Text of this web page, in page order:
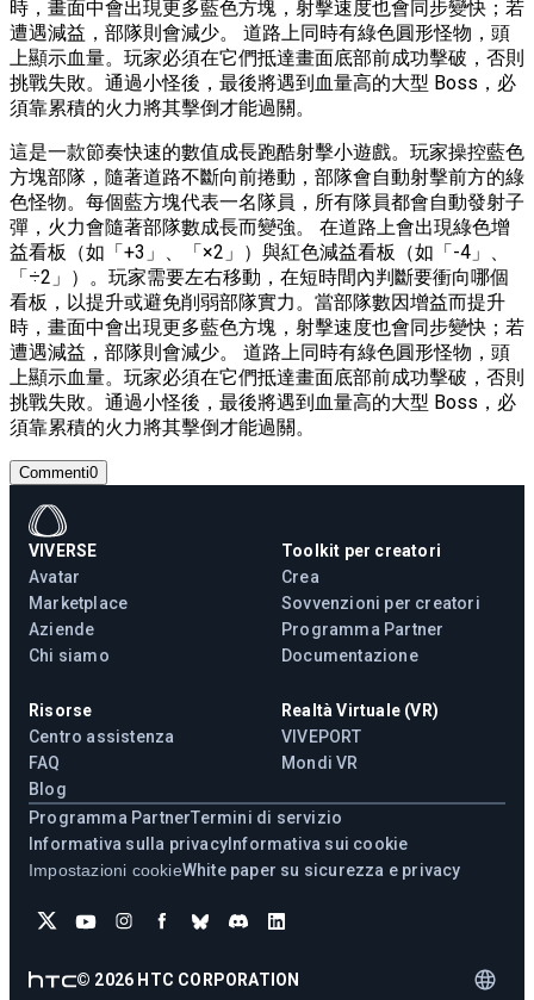
時，畫面中會出現更多藍色方塊，射擊速度也會同步變快；若
遭遇減益，部隊則會減少。 道路上同時有綠色圓形怪物，頭
上顯示血量。玩家必須在它們抵達畫面底部前成功擊破，否則
挑戰失敗。通過小怪後，最後將遇到血量高的大型 Boss，必
須靠累積的火力將其擊倒才能過關。
這是一款節奏快速的數值成長跑酷射擊小遊戲。玩家操控藍色
方塊部隊，隨著道路不斷向前捲動，部隊會自動射擊前方的綠
色怪物。每個藍方塊代表一名隊員，所有隊員都會自動發射子
彈，火力會隨著部隊數成長而變強。 在道路上會出現綠色增
益看板（如「+3」、「×2」）與紅色減益看板（如「-4」、
「÷2」）。玩家需要左右移動，在短時間內判斷要衝向哪個
看板，以提升或避免削弱部隊實力。當部隊數因增益而提升
時，畫面中會出現更多藍色方塊，射擊速度也會同步變快；若
遭遇減益，部隊則會減少。 道路上同時有綠色圓形怪物，頭
上顯示血量。玩家必須在它們抵達畫面底部前成功擊破，否則
挑戰失敗。通過小怪後，最後將遇到血量高的大型 Boss，必
須靠累積的火力將其擊倒才能過關。
Commenti0
VIVERSE
Avatar
Marketplace
Aziende
Chi siamo
Toolkit per creatori
Crea
Sovvenzioni per creatori
Programma Partner
Documentazione
Risorse
Centro assistenza
FAQ
Blog
Realtà Virtuale (VR)
VIVEPORT
Mondi VR
Programma PartnerTermini di servizio
Informativa sulla privacyInformativa sui cookie
Impostazioni cookieWhite paper su sicurezza e privacy
© 2026 HTC CORPORATION